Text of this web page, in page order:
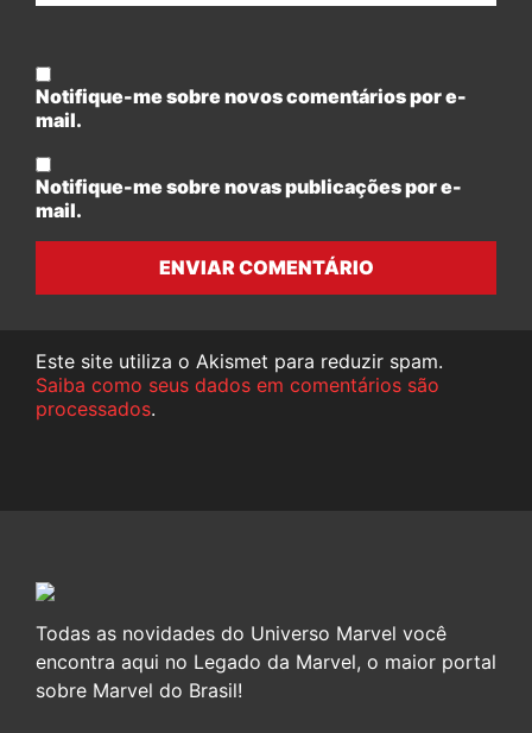
Notifique-me sobre novos comentários por e-
mail.
Notifique-me sobre novas publicações por e-
mail.
ENVIAR COMENTÁRIO
Este site utiliza o Akismet para reduzir spam.
Saiba como seus dados em comentários são
processados.
Todas as novidades do Universo Marvel você
encontra aqui no Legado da Marvel, o maior portal
sobre Marvel do Brasil!